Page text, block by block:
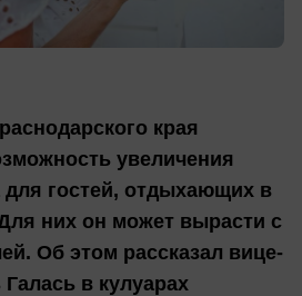
края
увеличения
для гостей, отдыхающих в
них он может вырасти с
Об этом рассказал вице-
в кулуарах